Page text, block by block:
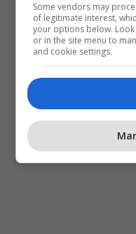
Some vendors may
of legitimate interest,
your options below.
or in the site menu to
and cookie settings.